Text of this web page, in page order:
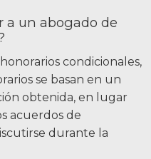
a un abogado de
condicionales,
se basan en un
obtenida, en lugar
acuerdos de
durante la